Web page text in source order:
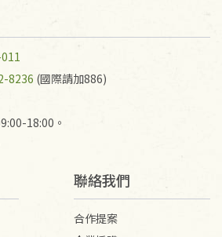
8236 (國際請加886)
18:00。
聯絡我們
合作提案